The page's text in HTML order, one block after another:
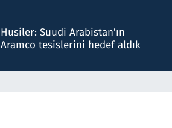
Husiler: Suudi Arabistan'ın
Aramco tesislerini hedef aldık